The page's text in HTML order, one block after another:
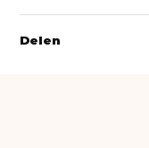
Delen